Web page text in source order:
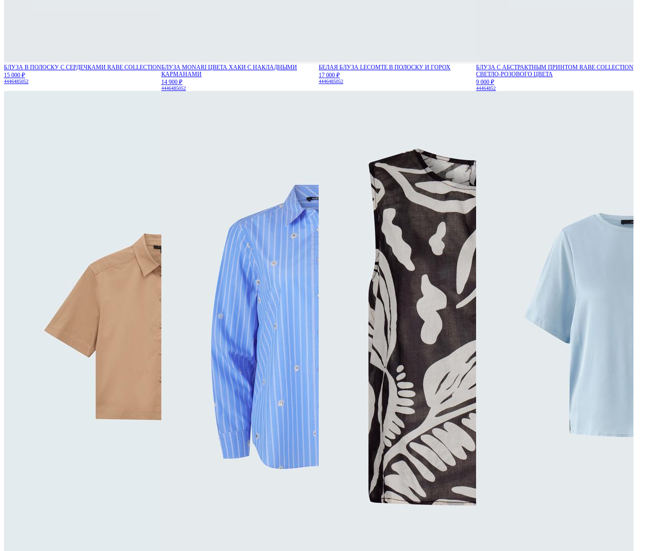
БЛУЗА В ПОЛОСКУ С СЕРДЕЧКАМИ RABE COLLECTION
15 000 ₽
4446485052
БЛУЗА MONARI ЦВЕТА ХАКИ С НАКЛАДНЫМИ
КАРМАНАМИ
14 900 ₽
4446485052
БЕЛАЯ БЛУЗА LECOMTE В ПОЛОСКУ И ГОРОХ
17 000 ₽
4446485052
БЛУЗА С АБСТРАКТНЫМ ПРИНТОМ RABE COLLECTION
СВЕТЛО-РОЗОВОГО ЦВЕТА
9 000 ₽
44464852